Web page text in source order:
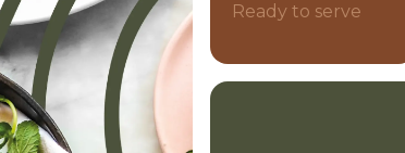
Ready to serve